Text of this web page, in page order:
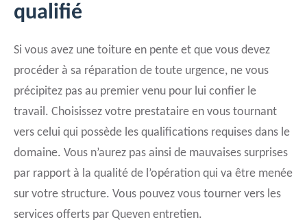
qualifié
Si vous avez une toiture en pente et que vous devez
procéder à sa réparation de toute urgence, ne vous
précipitez pas au premier venu pour lui confier le
travail. Choisissez votre prestataire en vous tournant
vers celui qui possède les qualifications requises dans le
domaine. Vous n’aurez pas ainsi de mauvaises surprises
par rapport à la qualité de l’opération qui va être menée
sur votre structure. Vous pouvez vous tourner vers les
services offerts par Queven entretien.